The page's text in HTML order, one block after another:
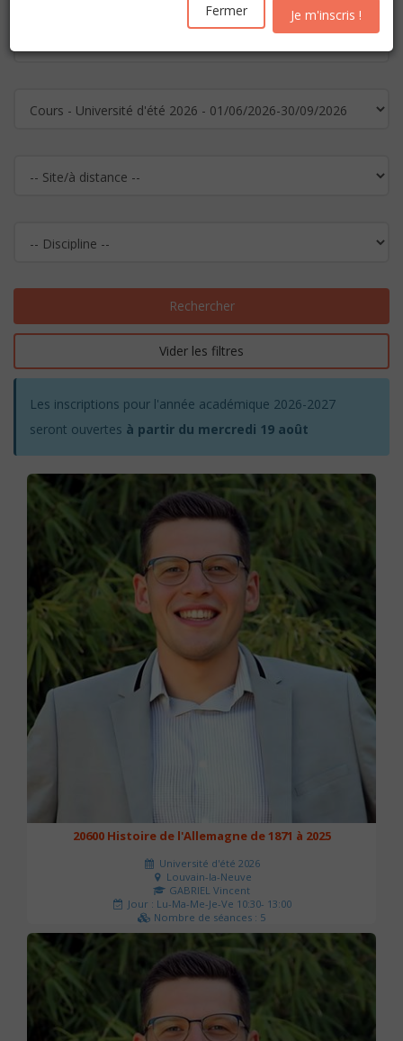
Rechercher
Vider les filtres
Les inscriptions pour l'année académique 2026-2027
seront ouvertes à partir du mercredi 19 août
20600 Histoire de l'Allemagne de 1871 à 2025
Université d'été 2026
Louvain-la-Neuve
GABRIEL Vincent
Jour : Lu-Ma-Me-Je-Ve 10:30- 13:00
Nombre de séances : 5
120 €
Fermer Je m'inscris !